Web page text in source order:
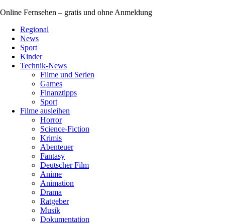
Online Fernsehen – gratis und ohne Anmeldung
Regional
News
Sport
Kinder
Technik-News
Filme und Serien
Games
Finanztipps
Sport
Filme ausleihen
Horror
Science-Fiction
Krimis
Abenteuer
Fantasy
Deutscher Film
Anime
Animation
Drama
Ratgeber
Musik
Dokumentation